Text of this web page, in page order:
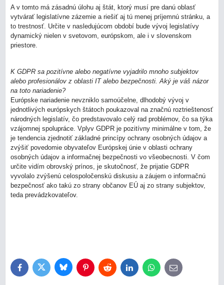
A v tomto má zásadnú úlohu aj štát, ktorý musí pre danú oblasť
vytvárať legislatívne zázemie a riešiť aj tú menej príjemnú stránku, a
to trestnosť. Určite v nasledujúcom období bude vývoj legislatívy
dynamický nielen v svetovom, európskom, ale i v slovenskom
priestore.
K GDPR sa pozitívne alebo negatívne vyjadrilo mnoho subjektov
alebo profesionálov z oblasti IT alebo bezpečnosti. Aký je váš názor
na toto nariadenie?
Európske nariadenie nevzniklo samoúčelne, dlhodobý vývoj v
jednotlivých európskych štátoch poukazoval na značnú roztrieštenosť
národných legislatív, čo predstavovalo celý rad problémov, čo sa týka
vzájomnej spolupráce. Vplyv GDPR je pozitívny minimálne v tom, že
je tendencia zjednotiť základné princípy ochrany osobných údajov a
zvýšiť povedomie obyvateľov Európskej únie v oblasti ochrany
osobných údajov a informačnej bezpečnosti vo všeobecnosti. V čom
určite vidím obrovský prínos, je skutočnosť, že prijatie GDPR
vyvolalo zvýšenú celospoločenskú diskusiu a záujem o informačnú
bezpečnosť ako takú zo strany občanov EÚ aj zo strany subjektov,
teda prevádzkovateľov.
FacebookTwitter BlueskyPinterestReddit LinkedInWhatsApp
E-
mail